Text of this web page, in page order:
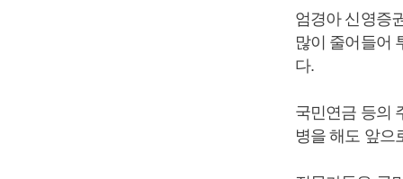
엄경아 신영증
많이 줄어들어
다.
국민연금 등의
병을 해도 앞으